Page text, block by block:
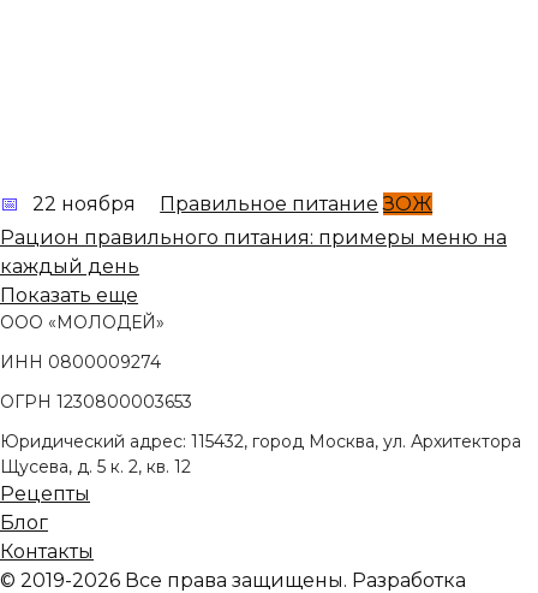
22 ноября Правильное питание ЗОЖ
Рацион правильного питания: примеры меню на
каждый день
Показать еще
ООО «МОЛОДЕЙ»
ИНН 0800009274
ОГРН 1230800003653
Юридический адрес: 115432, город Москва, ул. Архитектора
Щусева, д. 5 к. 2, кв. 12
Рецепты
Блог
Контакты
© 2019-2026 Все права защищены. Разработка